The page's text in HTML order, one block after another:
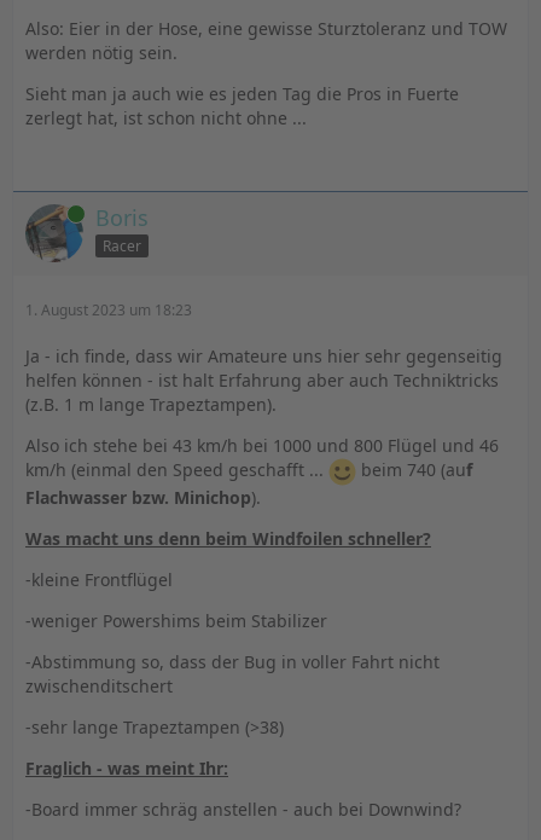
Also: Eier in der Hose, eine gewisse Sturztoleranz und TOW
werden nötig sein.
Sieht man ja auch wie es jeden Tag die Pros in Fuerte
zerlegt hat, ist schon nicht ohne ...
Online Boris
Racer
1. August 2023 um 18:23
Ja - ich finde, dass wir Amateure uns hier sehr gegenseitig
helfen können - ist halt Erfahrung aber auch Techniktricks
(z.B. 1 m lange Trapeztampen).
Also ich stehe bei 43 km/h bei 1000 und 800 Flügel und 46
km/h (einmal den Speed geschafft ...
beim 740 (auf
Flachwasser bzw. Minichop).
Was macht uns denn beim Windfoilen schneller?
-kleine Frontflügel
-weniger Powershims beim Stabilizer
-Abstimmung so, dass der Bug in voller Fahrt nicht
zwischenditschert
-sehr lange Trapeztampen (>38)
Fraglich - was meint Ihr:
-Board immer schräg anstellen - auch bei Downwind?